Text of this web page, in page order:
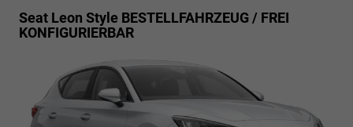
Seat Leon Style BESTELLFAHRZEUG / FREI
KONFIGURIERBAR